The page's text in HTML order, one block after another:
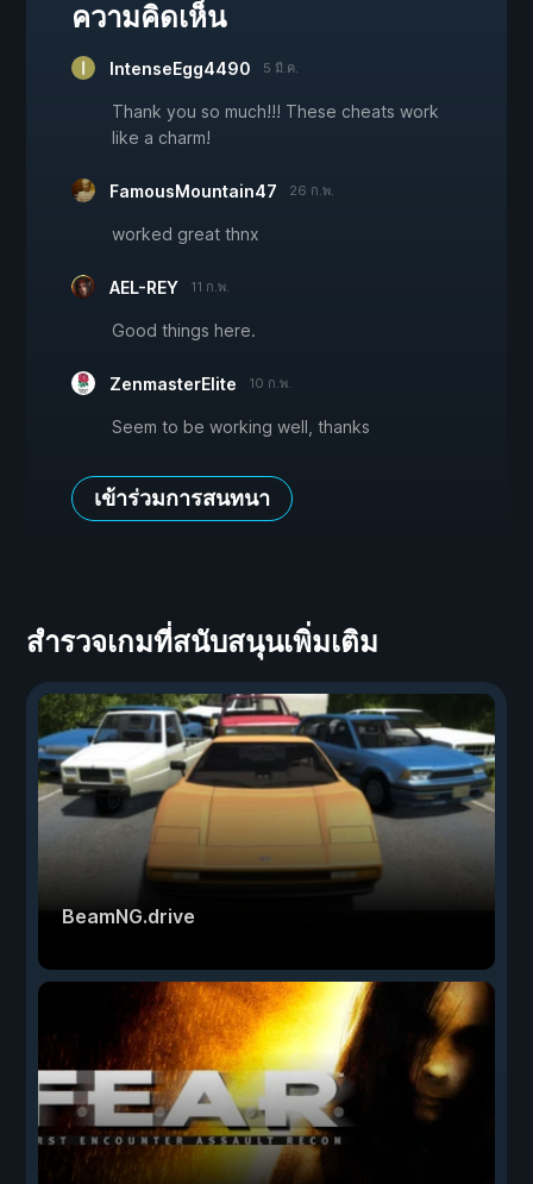
ความคิดเห็น
IntenseEgg4490 5 มี.ค.
Thank you so much!!! These cheats work
like a charm!
FamousMountain47 26 ก.พ.
worked great thnx
AEL-REY 11 ก.พ.
Good things here.
ZenmasterElite 10 ก.พ.
Seem to be working well, thanks
เข้าร่วมการสนทนา
สำรวจเกมที่สนับสนุนเพิ่มเติม
BeamNG.drive